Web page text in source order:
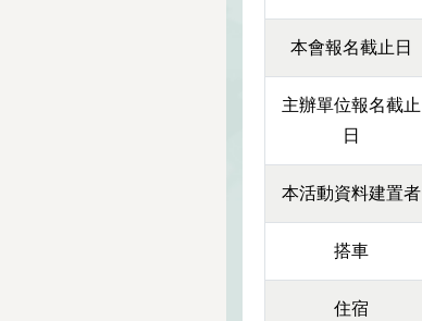
本會報名截止日
主辦單位報名截止
日
本活動資料建置者
搭車
住宿